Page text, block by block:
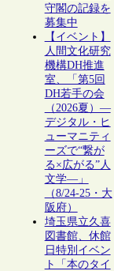
守閣の記録を
募集中
【イベント】
人間文化研究
機構DH推進
室、「第5回
DH若手の会
（2026夏）―
デジタル・ヒ
ューマニティ
ーズで“繋が
る×広がる”人
文学―」
（8/24-25・大
阪府）
埼玉県立久喜
図書館、休館
日特別イベン
ト「本のタイ